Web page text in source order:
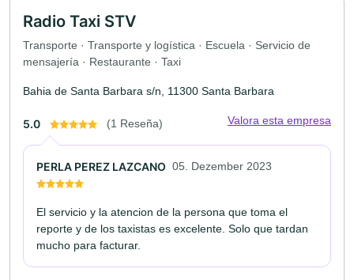
Radio Taxi STV
Transporte · Transporte y logística · Escuela · Servicio de
mensajería · Restaurante · Taxi
Bahia de Santa Barbara s/n, 11300 Santa Barbara
5.0 (1 Reseña) Valora esta empresa
PERLA PEREZ LAZCANO 05. Dezember 2023
El servicio y la atencion de la persona que toma el
reporte y de los taxistas es excelente. Solo que tardan
mucho para facturar.